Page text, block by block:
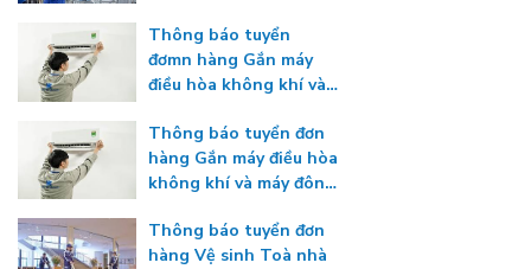
Thông báo tuyển
đơmn hàng Gắn máy
điều hòa không khí và
Thông báo tuyển đơn
hàng Gắn máy điều hòa
không khí và máy đông
Thông báo tuyển đơn
hàng Vệ sinh Toà nhà